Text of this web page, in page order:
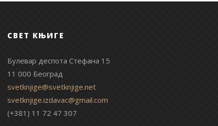
СВЕТ КЊИГЕ
Булевар деспота Стефана 15
11 000 Београд
svetknjige@svetknjige.net
svetknjige.izdavac@gmail.com
(+381) 11 72 47 307